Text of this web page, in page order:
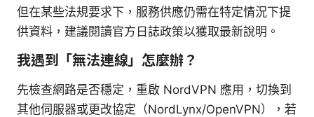
但在某些法規要求下，服務供應仍需在特定情況下提
供資料，建議閱讀官方日誌政策以獲取最新說明。
我遇到「無法連線」怎麼辦？
先檢查網路是否穩定，重啟 NordVPN 應用，切換到
其他伺服器或更改協定（NordLynx/OpenVPN），若